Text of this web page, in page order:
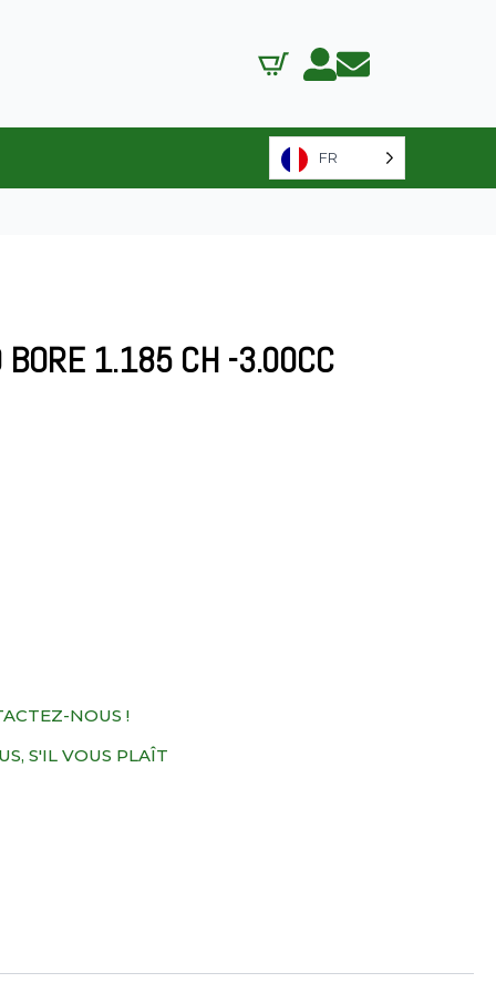
FR
BORE 1.185 CH -3.00CC
NOUS !
S'IL VOUS PLAÎT